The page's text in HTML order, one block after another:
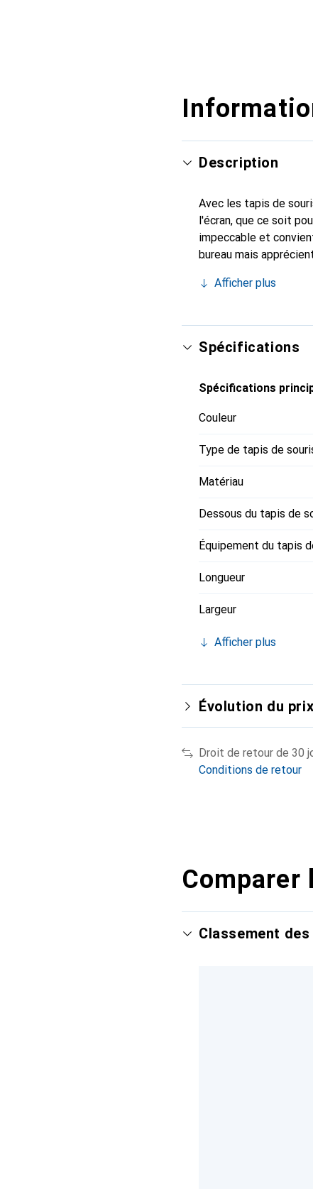
Description
Avec les tapis de
l'écran, que ce soit
impeccable et
bureau mais
dommages aux bords
de deux millimètres
réfléchi.
Afficher plus
Spécifications
Spécifications
Couleur
Type de tapis de
Matériau
Dessous du tapis de
Équipement du tapis
Longueur
Largeur
Afficher plus
Évolution du prix
Droit de retour de 30
Conditions de retour
Comparer
Classement